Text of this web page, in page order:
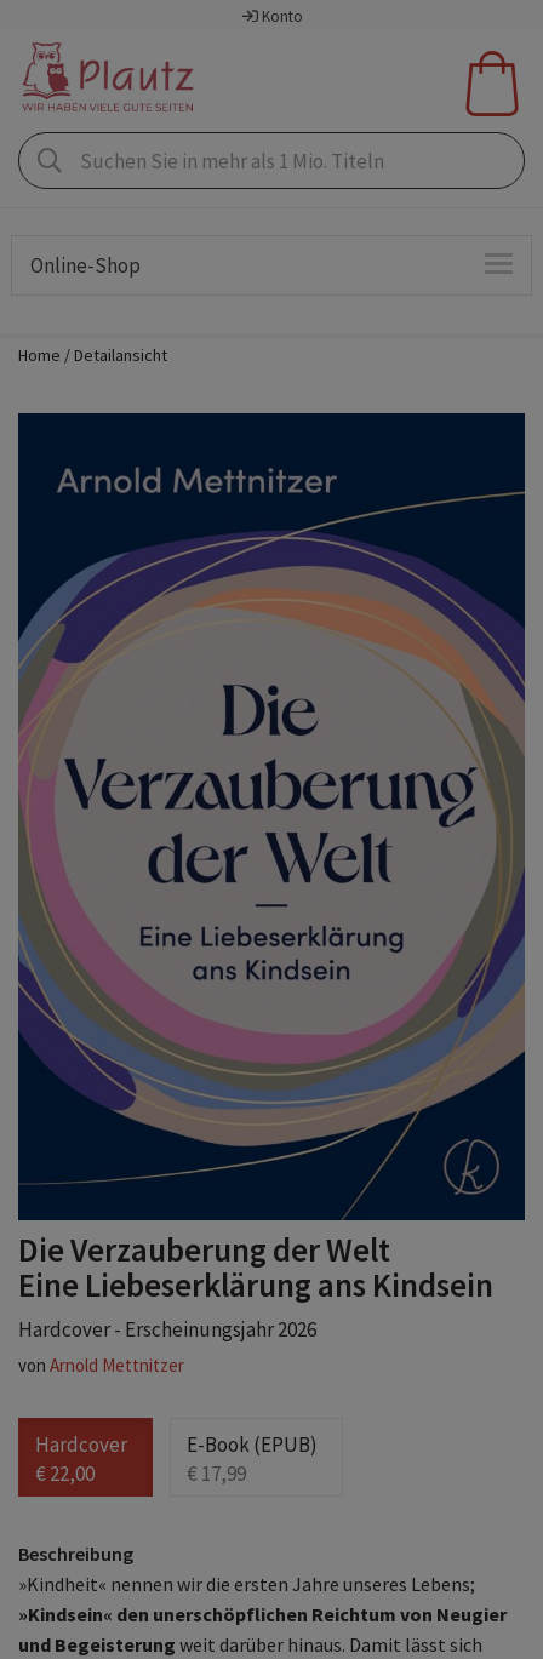
Konto
Online-Shop
Home Detailansicht
Die Verzauberung der Welt
Eine Liebeserklärung ans Kindsein
Hardcover - Erscheinungsjahr 2026
von Arnold Mettnitzer
Hardcover
€ 22,00
E-Book (EPUB)
€ 17,99
Beschreibung
»Kindheit« nennen wir die ersten Jahre unseres Lebens;
»Kindsein« den unerschöpflichen Reichtum von Neugier
und Begeisterung weit darüber hinaus. Damit lässt sich